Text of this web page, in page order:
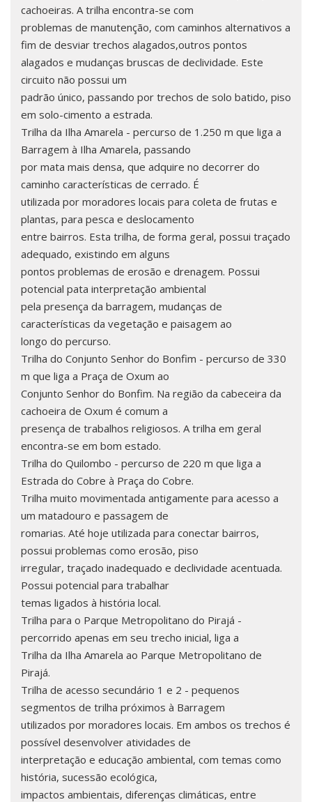
cachoeiras. A trilha encontra-se com
problemas de manutenção, com caminhos alternativos a
fim de desviar trechos alagados,outros pontos
alagados e mudanças bruscas de declividade. Este
circuito não possui um
padrão único, passando por trechos de solo batido, piso
em solo-cimento a estrada.
Trilha da Ilha Amarela - percurso de 1.250 m que liga a
Barragem à Ilha Amarela, passando
por mata mais densa, que adquire no decorrer do
caminho características de cerrado. É
utilizada por moradores locais para coleta de frutas e
plantas, para pesca e deslocamento
entre bairros. Esta trilha, de forma geral, possui traçado
adequado, existindo em alguns
pontos problemas de erosão e drenagem. Possui
potencial pata interpretação ambiental
pela presença da barragem, mudanças de
características da vegetação e paisagem ao
longo do percurso.
Trilha do Conjunto Senhor do Bonfim - percurso de 330
m que liga a Praça de Oxum ao
Conjunto Senhor do Bonfim. Na região da cabeceira da
cachoeira de Oxum é comum a
presença de trabalhos religiosos. A trilha em geral
encontra-se em bom estado.
Trilha do Quilombo - percurso de 220 m que liga a
Estrada do Cobre à Praça do Cobre.
Trilha muito movimentada antigamente para acesso a
um matadouro e passagem de
romarias. Até hoje utilizada para conectar bairros,
possui problemas como erosão, piso
irregular, traçado inadequado e declividade acentuada.
Possui potencial para trabalhar
temas ligados à história local.
Trilha para o Parque Metropolitano do Pirajá -
percorrido apenas em seu trecho inicial, liga a
Trilha da Ilha Amarela ao Parque Metropolitano de
Pirajá.
Trilha de acesso secundário 1 e 2 - pequenos
segmentos de trilha próximos à Barragem
utilizados por moradores locais. Em ambos os trechos é
possível desenvolver atividades de
interpretação e educação ambiental, com temas como
história, sucessão ecológica,
impactos ambientais, diferenças climáticas, entre